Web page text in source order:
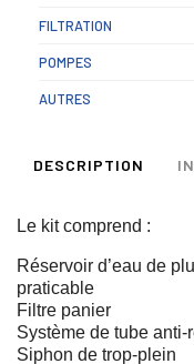
FILTRATION
POMPES
AUTRES
DESCRIPTION
Le kit comprend :
Réservoir d’eau de
praticable
Filtre panier
Système de tube anti-
Siphon de trop-plein